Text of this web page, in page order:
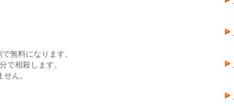
無料になります。
で相殺します。
ん。